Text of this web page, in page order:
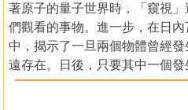
著原子的量子世界時，「窺視
們觀看的事物。進一步，在日
中，揭示了一旦兩個物體曾經
遠存在。日後，只要其中一個
動產生相同的變化。不論它們
動作必然會同向或反向地影響